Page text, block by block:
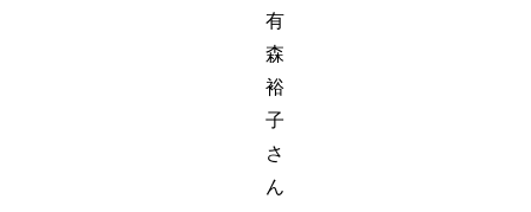
有
森
裕
子
さ
ん